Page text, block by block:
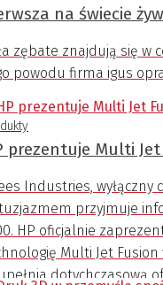
na świecie
zębate znajdują się w
powodu firma igus
prezentuje Multi
Industries, wyłączny
przyjmuje
HP oficjalnie
Multi Jet
dotychczasową